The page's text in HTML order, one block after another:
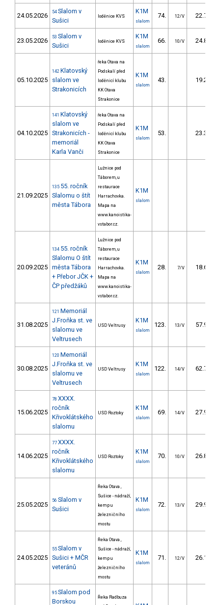
24.05.2026 54 Slalom v
Sušici
loděnice KVS
K1M
slalom
74. 12/V 22.79
23.05.2026 53 Slalom v
Sušici
loděnice KVS
K1M
slalom
66. 10/V 24.89
05.10.2025
142 Klatovský
slalom ve
Strakonicích
řeka Otava na
Podskalí před
loděnicí klubu
KK Otava
Strakonice
K1M
slalom
43. 19.21
04.10.2025
141 Klatovský
slalom ve
Strakonicích -
memoriál
Karla Vanči
řeka Otava na
Podskalí před
loděnicí klubu
KK Otava
Strakonice
K1M
slalom
53. 23.34
21.09.2025
135 55. ročník
Slalomu o štít
města Tábora
Lužnice pod
Táborem, u
restaurace
Harrachovka.
Mapa na
www.kanoistika-
vstabor.cz.
K1M
slalom
20.09.2025
134 55. ročník
Slalomu O štít
města Tábora
+ Přebor JČK +
ČP předžáků
Lužnice pod
Táborem, u
restaurace
Harrachovka.
Mapa na
www.kanoistika-
vstabor.cz.
K1M
slalom
28. 7/V 18.67
31.08.2025
121 Memoriál
J.Froňka st. ve
slalomu ve
Veltrusech
USD Veltrusy
K1M
slalom
123. 13/V 57.91
30.08.2025
120 Memoriál
J.Froňka st. ve
slalomu ve
Veltrusech
USD Veltrusy
K1M
slalom
122. 14/V 62.71
15.06.2025
78 XXXX.
ročník
Křivoklátského
slalomu
USD Roztoky
K1M
slalom
69. 14/V 27.91
14.06.2025
77 XXXX.
ročník
Křivoklátského
slalomu
USD Roztoky
K1M
slalom
70. 10/V 26.80
25.05.2025
56 Slalom v
Sušici
Řeka Otava ,
Sušice - nádraží,
kemp u
železničního
mostu
K1M
slalom
72. 13/V 29.98
24.05.2025
55 Slalom v
Sušici + MČR
veteránů
Řeka Otava ,
Sušice - nádraží,
kemp u
železničního
mostu
K1M
slalom
71. 12/V 26.13
95 Slalom pod
Borskou
Řeka Radbuza